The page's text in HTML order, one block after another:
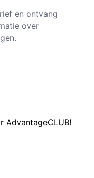
en ontvang
over
AdvantageCLUB!